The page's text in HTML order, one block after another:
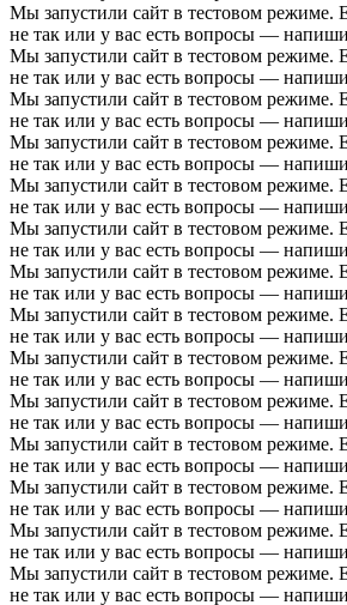
Мы запустили сайт в тестовом режиме.
не так или у вас есть вопросы —
Мы запустили сайт в тестовом режиме.
не так или у вас есть вопросы —
Мы запустили сайт в тестовом режиме.
не так или у вас есть вопросы —
Мы запустили сайт в тестовом режиме.
не так или у вас есть вопросы —
Мы запустили сайт в тестовом режиме.
не так или у вас есть вопросы —
Мы запустили сайт в тестовом режиме.
не так или у вас есть вопросы —
Мы запустили сайт в тестовом режиме.
не так или у вас есть вопросы —
Мы запустили сайт в тестовом режиме.
не так или у вас есть вопросы —
Мы запустили сайт в тестовом режиме.
не так или у вас есть вопросы —
Мы запустили сайт в тестовом режиме.
не так или у вас есть вопросы —
Мы запустили сайт в тестовом режиме.
не так или у вас есть вопросы —
Мы запустили сайт в тестовом режиме.
не так или у вас есть вопросы —
Мы запустили сайт в тестовом режиме.
не так или у вас есть вопросы —
Мы запустили сайт в тестовом режиме.
не так или у вас есть вопросы —